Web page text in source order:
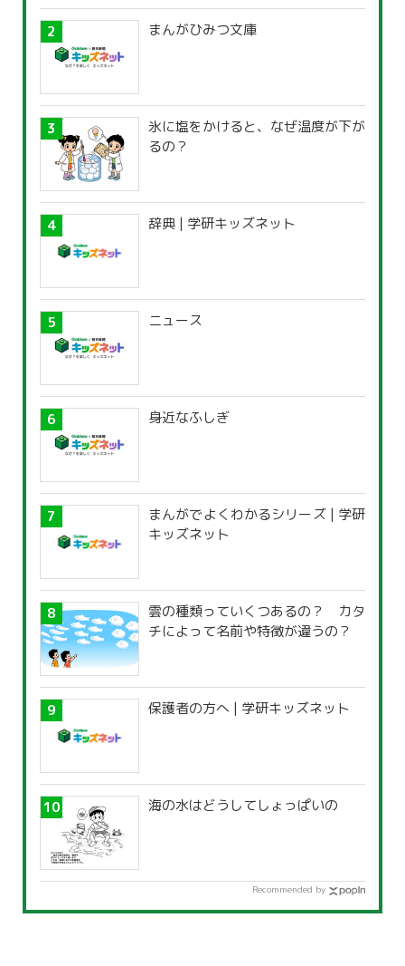
まんがひみつ文庫
氷に塩をかけると、なぜ温度が下が
るの？
辞典 | 学研キッズネット
ニュース
身近なふしぎ
まんがでよくわかるシリーズ | 学研
キッズネット
雲の種類っていくつあるの？ カタ
チによって名前や特徴が違うの？
保護者の方へ | 学研キッズネット
海の水はどうしてしょっぱいの
Recommended by